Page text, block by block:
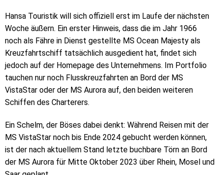
Hansa Touristik will sich offiziell erst im Laufe der nächsten
Woche äußern. Ein erster Hinweis, dass die im Jahr 1966
noch als Fähre in Dienst gestellte MS Ocean Majesty als
Kreuzfahrtschiff tatsächlich ausgedient hat, findet sich
jedoch auf der Homepage des Unternehmens. Im Portfolio
tauchen nur noch Flusskreuzfahrten an Bord der MS
VistaStar oder der MS Aurora auf, den beiden weiteren
Schiffen des Charterers.
Ein Schelm, der Böses dabei denkt: Während Reisen mit der
MS VistaStar noch bis Ende 2024 gebucht werden können,
ist der nach aktuellem Stand letzte buchbare Törn an Bord
der MS Aurora für Mitte Oktober 2023 über Rhein, Mosel und